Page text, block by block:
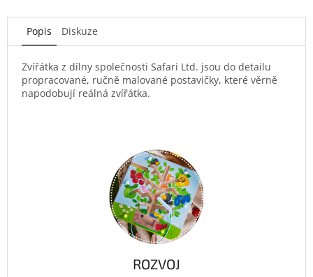
Popis Diskuze
Zvířátka z dílny společnosti Safari Ltd. jsou do detailu
propracované, ručně malované postavičky, které věrně
napodobují reálná zvířátka.
ROZVOJ